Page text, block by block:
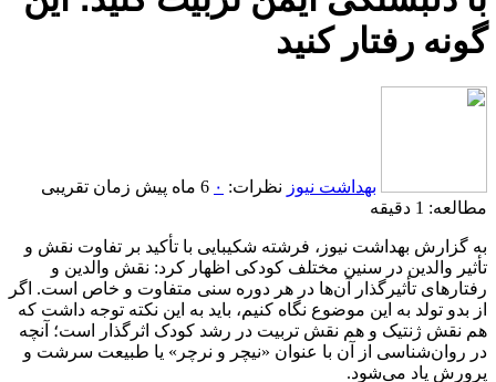
گونه رفتار کنید
بهداشت نیوز نظرات: ۰ 6 ماه پیش
زمان تقریبی
مطالعه: 1 دقیقه
به گزارش بهداشت نیوز، فرشته شکیبایی با تأکید بر تفاوت نقش و
تأثیر والدین در سنین مختلف کودکی اظهار کرد: نقش والدین و
رفتارهای تأثیرگذار آن‌ها در هر دوره سنی متفاوت و خاص است. اگر
از بدو تولد به این موضوع نگاه کنیم، باید به این نکته توجه داشت که
هم نقش ژنتیک و هم نقش تربیت در رشد کودک اثرگذار است؛ آنچه
در روان‌شناسی از آن با عنوان «نیچر و نرچر» یا طبیعت سرشت و
پرورش یاد می‌شود.